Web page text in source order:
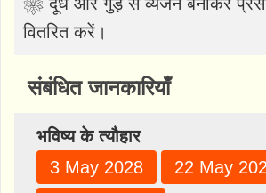
वितरित करें।
संबंधित जानकारियाँ
भविष्य के त्यौहार
3 May 2028
22 May